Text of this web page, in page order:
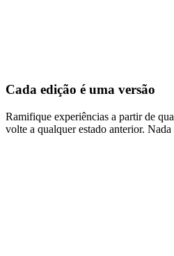
Cada edição é uma versão
Ramifique experiências a partir de
volte a qualquer estado anterior. Nada